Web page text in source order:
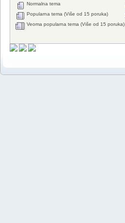
Normalna tema
Popularna tema (Više od 15 poruka)
Veoma popularna tema (Više od 15 poruka)